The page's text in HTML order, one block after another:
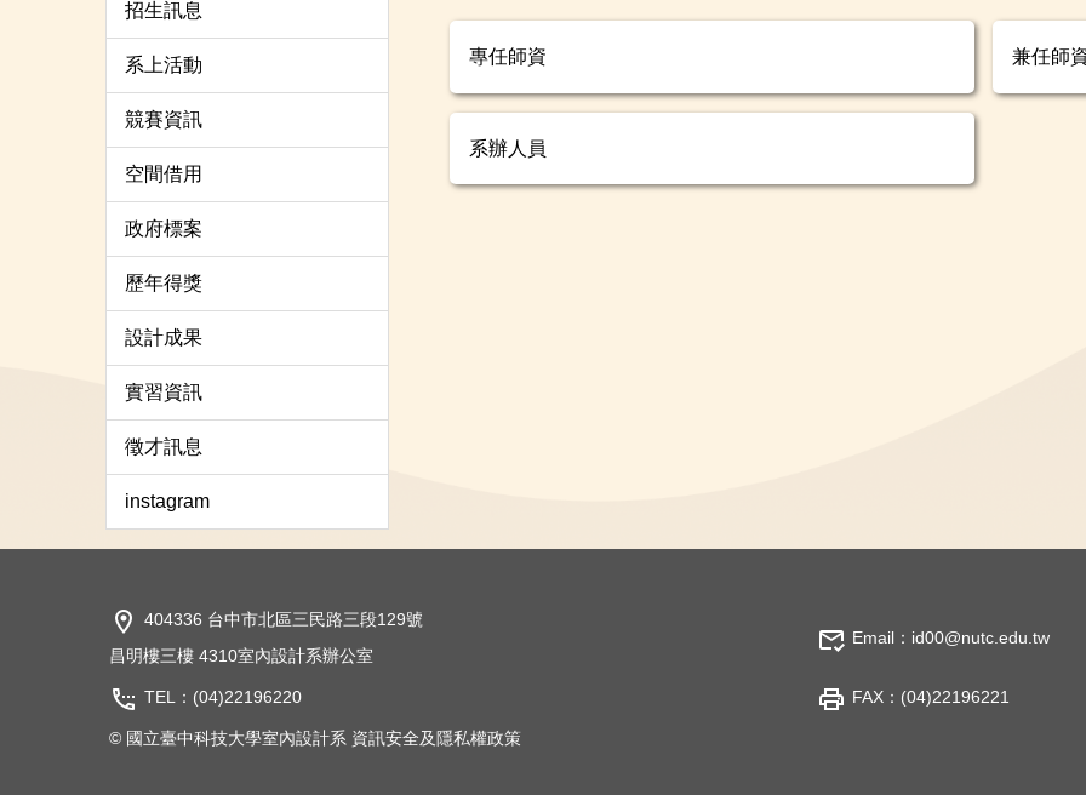
招生訊息
系上活動
競賽資訊
空間借用
政府標案
歷年得獎
設計成果
實習資訊
徵才訊息
instagram
專任師資 兼任師
系辦人員
404336 台中市北區三民路三段129號
昌明樓三樓 4310室內設計系辦公室
Email：id00@nutc.edu.tw
TEL：(04)22196220 FAX：(04)22196221
© 國立臺中科技大學室內設計系 資訊安全及隱私權政策